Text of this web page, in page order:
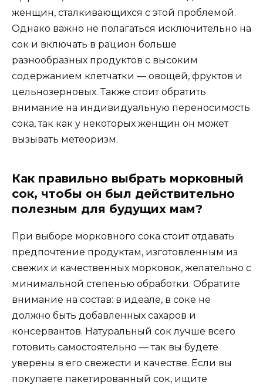
женщин, сталкивающихся с этой проблемой.
Однако важно не полагаться исключительно на
сок и включать в рацион больше
разнообразных продуктов с высоким
содержанием клетчатки — овощей, фруктов и
цельнозерновых. Также стоит обратить
внимание на индивидуальную переносимость
сока, так как у некоторых женщин он может
вызывать метеоризм.
Как правильно выбрать морковный
сок, чтобы он был действительно
полезным для будущих мам?
При выборе морковного сока стоит отдавать
предпочтение продуктам, изготовленным из
свежих и качественных морковок, желательно с
минимальной степенью обработки. Обратите
внимание на состав: в идеале, в соке не
должно быть добавленных сахаров и
консервантов. Натуральный сок лучше всего
готовить самостоятельно — так вы будете
уверены в его свежести и качестве. Если вы
покупаете пакетированный сок, ищите